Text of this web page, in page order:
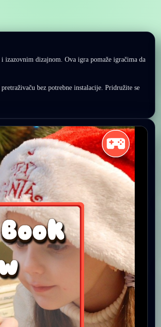
izazovnim dizajnom. Ova igra pomaže igračima da
bez potrebne instalacije. Pridružite se